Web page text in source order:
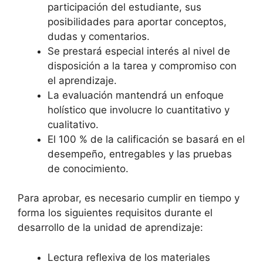
participación del estudiante, sus
posibilidades para aportar conceptos,
dudas y comentarios.
Se prestará especial interés al nivel de
disposición a la tarea y compromiso con
el aprendizaje.
La evaluación mantendrá un enfoque
holístico que involucre lo cuantitativo y
cualitativo.
El 100 % de la calificación se basará en el
desempeño, entregables y las pruebas
de conocimiento.
Para aprobar, es necesario cumplir en tiempo y
forma los siguientes requisitos durante el
desarrollo de la unidad de aprendizaje:
Lectura reflexiva de los materiales